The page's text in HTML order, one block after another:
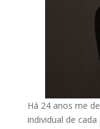
Há 24 anos me
individual de